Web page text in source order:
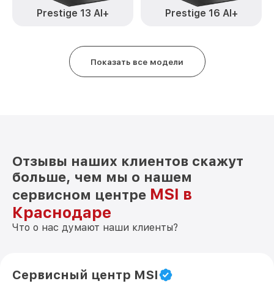
Замена системы охлаждения 15
A10SC037RU MSI
от 1645₽
Замена термопасты 15 A10SC037RU MSI
Замена шлейфа матрицы 15 A10SC037RU
Замена SSD 15 A10SC037RU MSI от 1200₽
Замена аккумулятора 15 A10SC037RU
MSI
Замена HDMI 15 A10SC037RU MSI
Prestige 13 AI+ Prestige 16 AI+
Показать все модели
Отзывы наших клиентов скажут
больше, чем мы о нашем
сервисном центре MSI в
Краснодаре
Что о нас думают наши клиенты?
Сервисный центр MSI